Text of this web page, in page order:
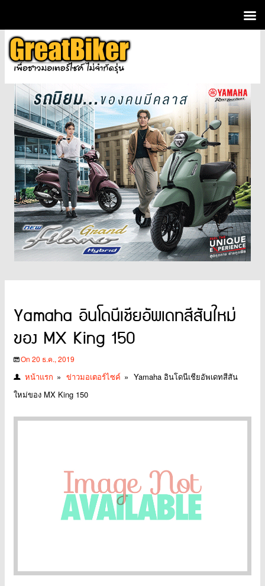
Yamaha อินโดนีเชียอัพเดทสีสันใหม่
ของ MX King 150
On 20 ธ.ค., 2019
หน้าแรก » ข่าวมอเตอร์ไซค์ » Yamaha อินโดนีเชียอัพเดทสีสัน
ใหม่ของ MX King 150